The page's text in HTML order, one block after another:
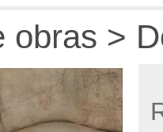
obras >